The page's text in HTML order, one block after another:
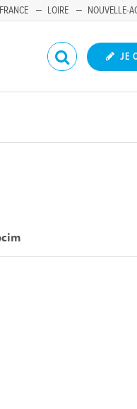
LOIRE NOUVELLE-
JE